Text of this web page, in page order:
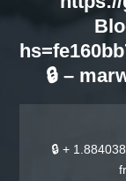
🔒 –
🔒 +